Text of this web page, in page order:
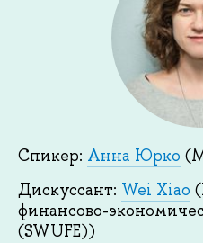
Спикер: Анна Юрко
Дискуссант: Wei Xiao
финансово-
(SWUFE))